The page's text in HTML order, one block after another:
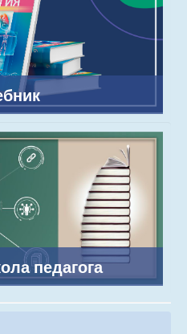
педагога